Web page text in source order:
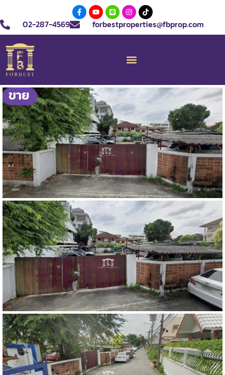
02-287-4569 forbestproperties@fbprop.com
ขาย